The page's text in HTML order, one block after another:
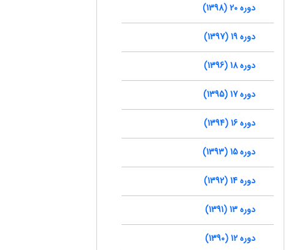
دوره 20 (1398)
دوره 19 (1397)
دوره 18 (1396)
دوره 17 (1395)
دوره 16 (1394)
دوره 15 (1393)
دوره 14 (1392)
دوره 13 (1391)
دوره 12 (1390)